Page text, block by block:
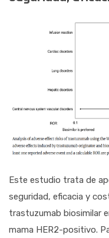
Este estudio trata de
seguridad, eficacia y
trastuzumab biosimilar
mama HER2-positivo.